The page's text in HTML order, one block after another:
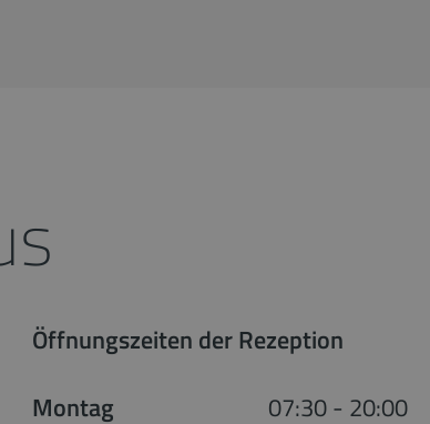
Öffnungszeiten der Rezeption
Montag
07:30 - 20:00